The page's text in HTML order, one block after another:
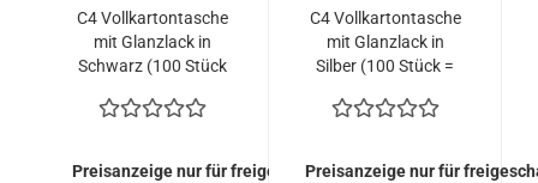
C4 Vollkartontasche
mit Glanzlack in
Schwarz (100 Stück
Preisanzeige nur für freigeschaltete Kunden
C4 Vollkartontasche
mit Glanzlack in
Silber (100 Stück =
Preisanzeige nur für